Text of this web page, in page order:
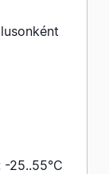
25..55°C